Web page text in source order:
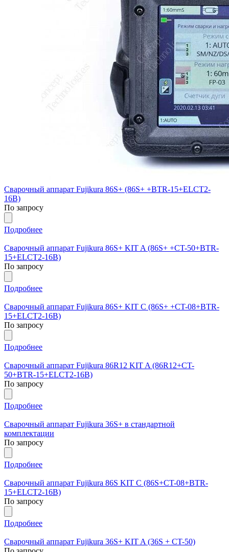
Сварочный аппарат Fujikura 86S+ (86S+ +BTR-15+ELCT2-
16B)
По запросу
Подробнее
Сварочный аппарат Fujikura 86S+ KIT A (86S+ +CT-50+BTR-
15+ELCT2-16B)
По запросу
Подробнее
Сварочный аппарат Fujikura 86S+ KIT С (86S+ +CT-08+BTR-
15+ELCT2-16B)
По запросу
Подробнее
Сварочный аппарат Fujikura 86R12 KIT A (86R12+CT-
50+BTR-15+ELCT2-16B)
По запросу
Подробнее
Сварочный аппарат Fujikura 36S+ в стандартной
комплектации
По запросу
Подробнее
Сварочный аппарат Fujikura 86S KIT C (86S+CT-08+BTR-
15+ELCT2-16B)
По запросу
Подробнее
Сварочный аппарат Fujikura 36S+ KIT A (36S + CT-50)